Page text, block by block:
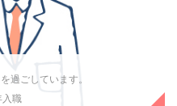
過ごしています。
入職